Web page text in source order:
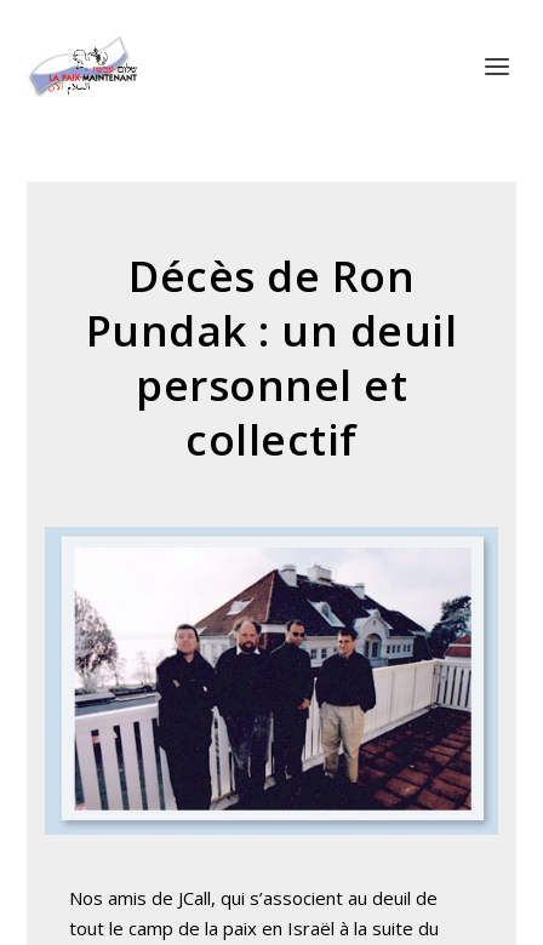
Décès de Ron
Pundak : un deuil
personnel et
collectif
Nos amis de JCall, qui s’associent au deuil de
tout le camp de la paix en Israël à la suite du